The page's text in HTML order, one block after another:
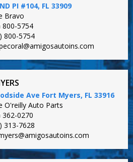
PI #104, FL 33909
Bravo
800-5754
800-5754
Ave Fort Myers, FL 33916
O'reilly Auto Parts
362-0270
313-7628